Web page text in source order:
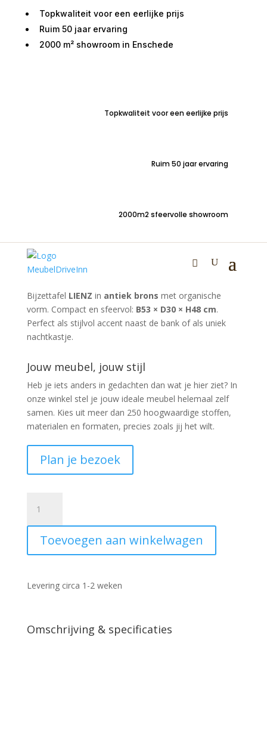
Topkwaliteit voor een eerlijke prijs
Ruim 50 jaar ervaring
2000 m² showroom in Enschede
Topkwaliteit voor een eerlijke prijs
Ruim 50 jaar ervaring
2000m2 sfeervolle showroom
organisch antiek brons
€ 79,00
Bijzettafel LIENZ in antiek brons met organische
vorm. Compact en sfeervol: B53 × D30 × H48 cm.
Perfect als stijlvol accent naast de bank of als uniek
nachtkastje.
Jouw meubel, jouw stijl
Heb je iets anders in gedachten dan wat je hier ziet? In
onze winkel stel je jouw ideale meubel helemaal zelf
samen. Kies uit meer dan 250 hoogwaardige stoffen,
materialen en formaten, precies zoals jij het wilt.
Plan je bezoek
LIENZ
organisch
antiek
brons
aantal
Toevoegen aan winkelwagen
Levering circa 1-2 weken
Omschrijving & specificaties